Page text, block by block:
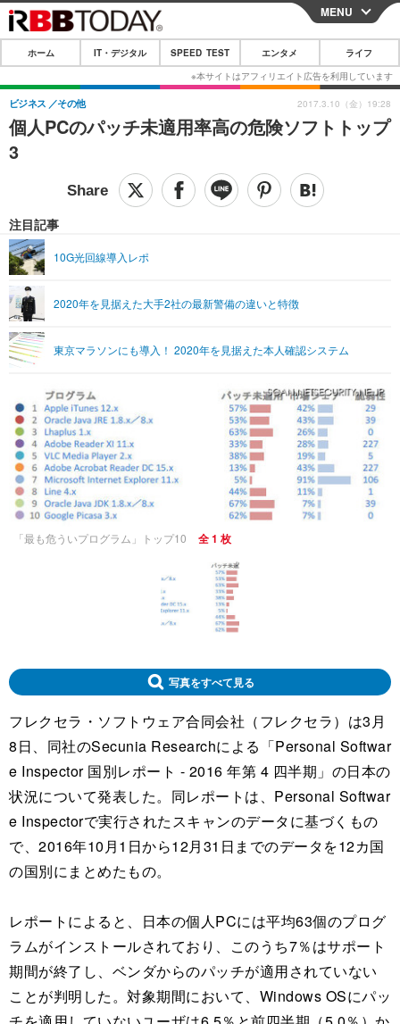
CLOSE
ホーム
IT・デジタル
IT・デジタルTOP スマートフォン
ショッピング その他
SPEED TEST
エンタメTOP 映画・ドラマ
グラビア ブログ
ショッピング その他
ライフTOP
リリース一覧
プッシュ通知の停止方法
MENU
ホーム IT・デジタル SPEED TEST エンタメ ライフ
個人PCのパッチ未適用率高の危険ソフトトップ
3
ビジネス その他
注目記事
10G光回線導入レポ
2020年を見据えた大手2社の最新警備の違いと特徴
東京マラソンにも導入！ 2020年を見据えた本人確認システム
2017.3.10（金）19:28
「最も危ういプログラム」トップ10 全 1 枚
写真をすべて見る
フレクセラ・ソフトウェア合同会社（フレクセラ）は3月
8日、同社のSecunia Researchによる「Personal Softwar
e Inspector 国別レポート - 2016 年第 4 四半期」の日本の
状況について発表した。同レポートは、Personal Softwar
e Inspectorで実行されたスキャンのデータに基づくもの
で、2016年10月1日から12月31日までのデータを12カ国
の国別にまとめたもの。
レポートによると、日本の個人PCには平均63個のプログ
ラムがインストールされており、このうち7％はサポート
期間が終了し、ベンダからのパッチが適用されていない
ことが判明した。対象期間において、Windows OSにパッ